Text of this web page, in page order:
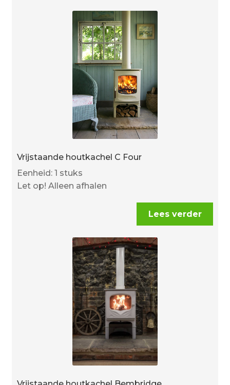
Vrijstaande houtkachel C Four
Eenheid: 1 stuks
Let op! Alleen afhalen
Lees verder